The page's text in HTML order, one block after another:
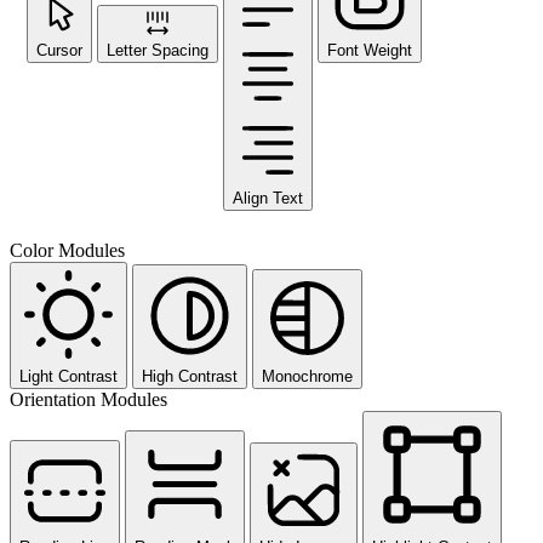
Cursor Letter Spacing
Align Text
Font Weight
Color Modules
Light Contrast High Contrast Monochrome
Orientation Modules